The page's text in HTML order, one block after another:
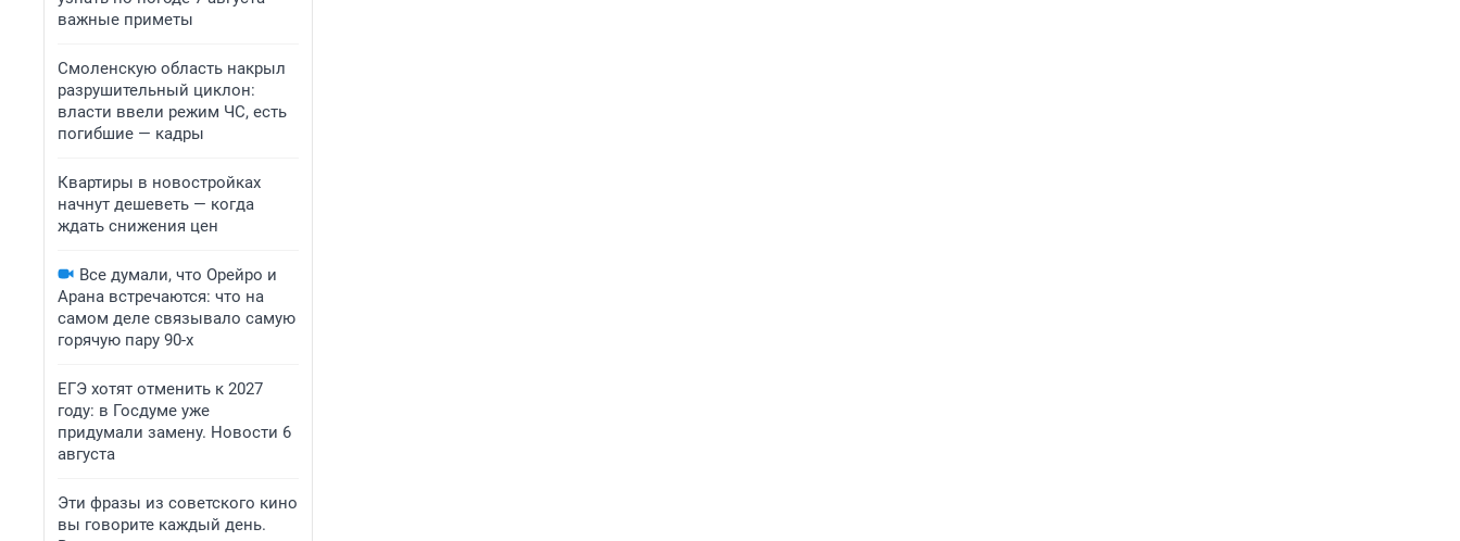
важные приметы
Смоленскую область накрыл
разрушительный циклон:
власти ввели режим ЧС, есть
погибшие — кадры
Квартиры в новостройках
начнут дешеветь — когда
ждать снижения цен
Все думали, что Орейро и
Арана встречаются: что на
самом деле связывало самую
горячую пару 90-х
ЕГЭ хотят отменить к 2027
году: в Госдуме уже
придумали замену. Новости 6
августа
Эти фразы из советского кино
вы говорите каждый день.